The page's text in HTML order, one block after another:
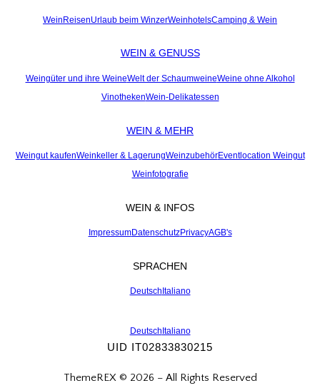
WeinReisenUrlaub beim WinzerWeinhotelsCamping & Wein
WEIN & GENUSS
Weingüter und ihre WeineWelt der SchaumweineWeine ohne Alkohol
VinothekenWein-Delikatessen
WEIN & MEHR
Weingut kaufenWeinkeller & LagerungWeinzubehörEventlocation Weingut
Weinfotografie
WEIN & INFOS
ImpressumDatenschutzPrivacyAGB's
SPRACHEN
Deutsch Italiano
Deutsch Italiano
UID IT02833830215
ThemeREX © 2026 – All Rights Reserved